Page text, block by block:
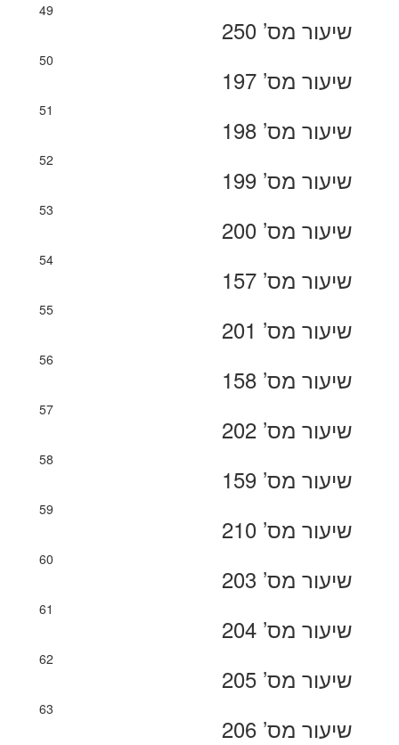
49
שיעור מס’ 250
50
שיעור מס’ 197
51
שיעור מס’ 198
52
שיעור מס’ 199
53
שיעור מס’ 200
54
שיעור מס’ 157
55
שיעור מס’ 201
56
שיעור מס’ 158
57
שיעור מס’ 202
58
שיעור מס’ 159
59
שיעור מס’ 210
60
שיעור מס’ 203
61
שיעור מס’ 204
62
שיעור מס’ 205
63
שיעור מס’ 206